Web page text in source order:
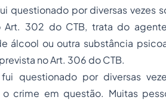
questionado por diversas vezes
Art. 302 do CTB, trata do
álcool ou outra substância
no Art. 306 do CTB.
questionado por diversas
o crime em questão. Muitas